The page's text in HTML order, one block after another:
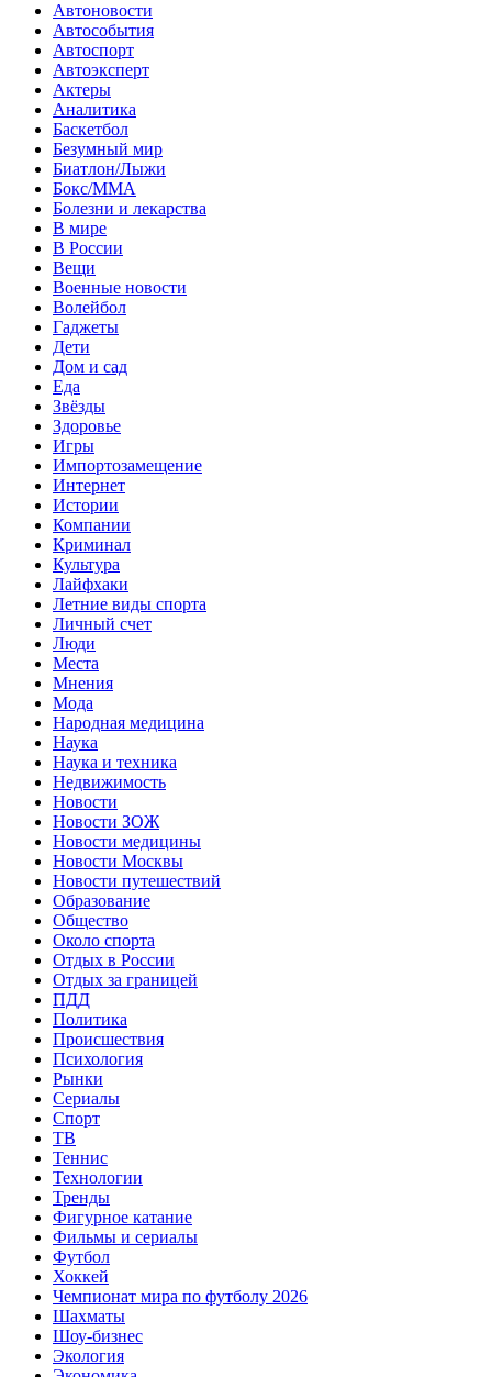
Автоновости
Автособытия
Автоспорт
Автоэксперт
Актеры
Аналитика
Баскетбол
Безумный мир
Биатлон/Лыжи
Бокс/MMA
Болезни и лекарства
В мире
В России
Вещи
Военные новости
Волейбол
Гаджеты
Дети
Дом и сад
Еда
Звёзды
Здоровье
Игры
Импортозамещение
Интернет
Истории
Компании
Криминал
Культура
Лайфхаки
Летние виды спорта
Личный счет
Люди
Места
Мнения
Мода
Народная медицина
Наука
Наука и техника
Недвижимость
Новости
Новости ЗОЖ
Новости медицины
Новости Москвы
Новости путешествий
Образование
Общество
Около спорта
Отдых в России
Отдых за границей
ПДД
Политика
Происшествия
Психология
Рынки
Сериалы
Спорт
ТВ
Теннис
Технологии
Тренды
Фигурное катание
Фильмы и сериалы
Футбол
Хоккей
Чемпионат мира по футболу 2026
Шахматы
Шоу-бизнес
Экология